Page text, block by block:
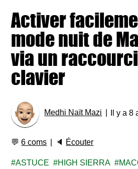
Activer
mode nuit de
via un raccourci
clavier
Medhi Naït Mazi Il y a
💬6 coms 🔈 Écouter
ASTUCE HIGH SIERRA